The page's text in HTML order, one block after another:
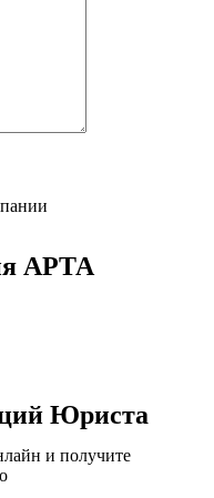
АРТА
Юриста
и получите